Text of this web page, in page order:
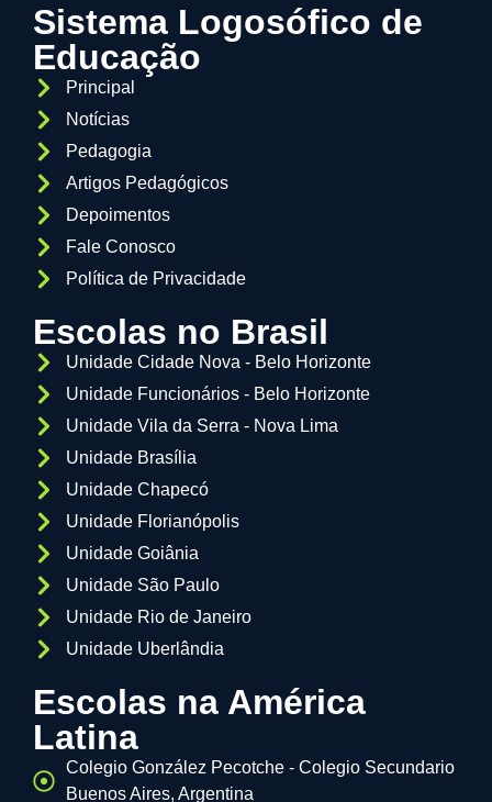
Sistema Logosófico de
Educação
Principal
Notícias
Pedagogia
Artigos Pedagógicos
Depoimentos
Fale Conosco
Política de Privacidade
Escolas no Brasil
Unidade Cidade Nova - Belo Horizonte
Unidade Funcionários - Belo Horizonte
Unidade Vila da Serra - Nova Lima
Unidade Brasília
Unidade Chapecó
Unidade Florianópolis
Unidade Goiânia
Unidade São Paulo
Unidade Rio de Janeiro
Unidade Uberlândia
Escolas na América
Latina
Colegio González Pecotche - Colegio Secundario
Buenos Aires, Argentina